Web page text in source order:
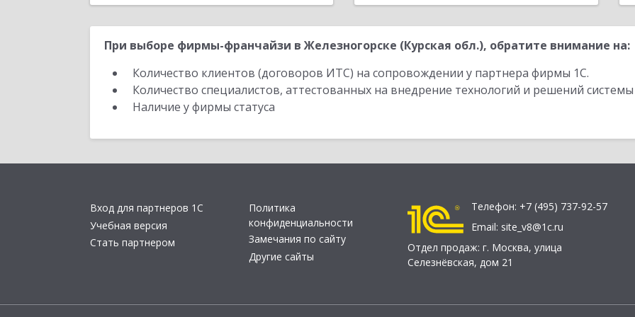
При выборе фирмы-франчайзи в Железногорске (Курская обл.), обратите внимание на:
Количество клиентов (договоров ИТС) на сопровождении у партнера фирмы 1С.
Количество специалистов, аттестованных на внедрение технологий и решений
Наличие у фирмы статуса
Вход для партнеров 1С
Учебная версия
Стать партнером
Политика
конфиденциальности
Замечания по сайту
Другие сайты
Телефон: +7 (495) 737-92-57
Email: site_v8@1c.ru
Отдел продаж: г. Москва, улица
Селезнёвская, дом 21